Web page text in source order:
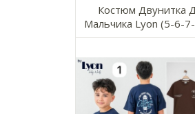
Костюм Двунитка
Мальчика Lyon (5-6-